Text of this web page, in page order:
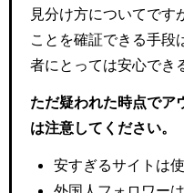
見分け方についてです
ことを確証できる手段
者にとっては安心でき
ただ疑われた時点でア
は注意してください。
安すぎるサイトは